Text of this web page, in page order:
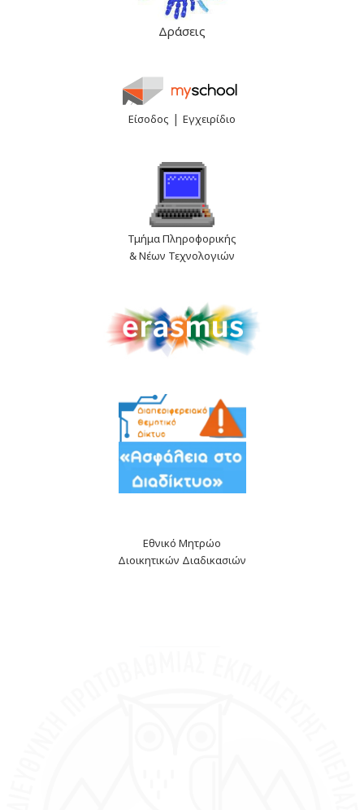
Δράσεις
Είσοδος | Εγχειρίδιο
Τμήμα Πληροφορικής
& Νέων Τεχνολογιών
Εθνικό Μητρώο
Διοικητικών Διαδικασιών